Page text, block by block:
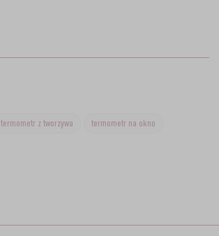
termometr z tworzywa termometr na okno